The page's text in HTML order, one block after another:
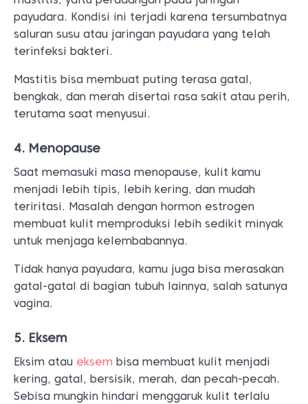
4. Menopause
Saat memasuki masa menopause, kulit kamu
menjadi lebih tipis, lebih kering, dan mudah
membuat kulit memproduksi lebih sedikit minyak
untuk menjaga kelembabannya.
gatal-gatal di bagian tubuh lainnya, salah satunya
vagina.
5. Eksem
Eksim ataueksembisa membuat kulit menjadi
kering, gatal, bersisik, merah, dan pecah-pecah.
keras, karena dapat menyebabkan luka dan
meningkatkan risiko infeksi bakteri Staphylococcus
aureus.
Eksim biasanya bisa kambuh dan datang dan pergi
jika tidak ditangani dengan baik.
6. Prurigo